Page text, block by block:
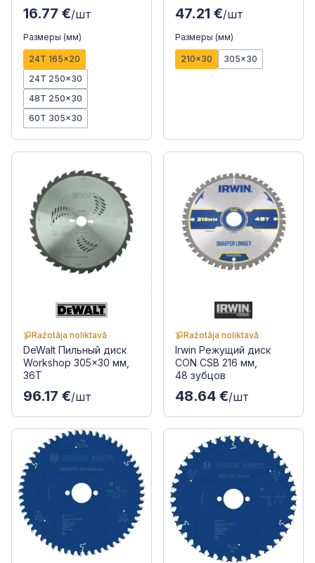
16.77 €/шт
Размеры (мм)
24T 165x20
24T 250x30
48T 250x30
60T 305x30
47.21 €/шт
Размеры (мм)
210x30 305x30
Ražotāja noliktavā
DeWalt Пильный диск
Workshop 305x30 мм,
36T
96.17 €/шт
Ražotāja noliktavā
Irwin Режущий диск
CON CSB 216 мм,
48 зубцов
48.64 €/шт